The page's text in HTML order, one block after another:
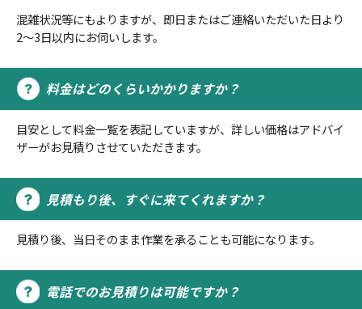
混雑状況等にもよりますが、即日またはご連絡いただいた日より
2～3日以内にお伺いします。
料金はどのくらいかかりますか？
目安として料金一覧を表記していますが、詳しい価格はアドバイ
ザーがお見積りさせていただきます。
見積もり後、すぐに来てくれますか？
見積り後、当日そのまま作業を承ることも可能になります。
電話でのお見積りは可能ですか？